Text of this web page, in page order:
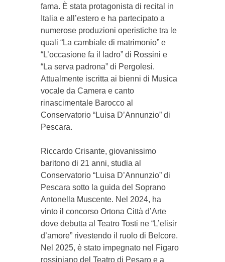
fama. È stata protagonista di recital in
Italia e all’estero e ha partecipato a
numerose produzioni operistiche tra le
quali “La cambiale di matrimonio” e
“L’occasione fa il ladro” di Rossini e
“La serva padrona” di Pergolesi.
Attualmente iscritta ai bienni di Musica
vocale da Camera e canto
rinascimentale Barocco al
Conservatorio “Luisa D’Annunzio” di
Pescara.
Riccardo Crisante, giovanissimo
baritono di 21 anni, studia al
Conservatorio “Luisa D’Annunzio” di
Pescara sotto la guida del Soprano
Antonella Muscente. Nel 2024, ha
vinto il concorso Ortona Città d’Arte
dove debutta al Teatro Tosti ne “L’elisir
d’amore” rivestendo il ruolo di Belcore.
Nel 2025, è stato impegnato nel Figaro
rossiniano del Teatro di Pesaro e a